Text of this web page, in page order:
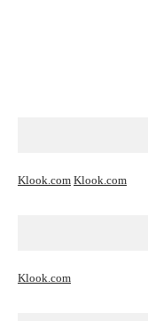
Klook.com Klook.com
Klook.com